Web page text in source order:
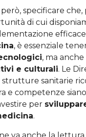
specificare
di cui
efficace
, è essenziale
, ma anche
e culturali. Le
sanitarie
e competenze
per
.